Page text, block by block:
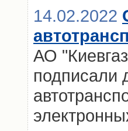
14.02.2022
АО
подписали